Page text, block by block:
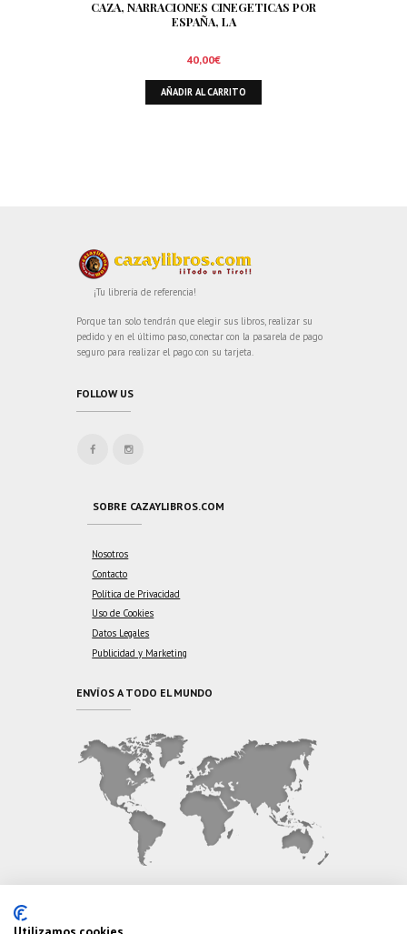
CAZA, NARRACIONES CINEGETICAS POR
ESPAÑA, LA
40,00€
AÑADIR AL CARRITO
¡Tu librería de referencia!
Porque tan solo tendrán que elegir sus libros, realizar su
pedido y en el último paso, conectar con la pasarela de pago
seguro para realizar el pago con su tarjeta.
FOLLOW US
SOBRE CAZAYLIBROS.COM
Nosotros
Contacto
Política de Privacidad
Uso de Cookies
Datos Legales
Publicidad y Marketing
ENVÍOS A TODO EL MUNDO